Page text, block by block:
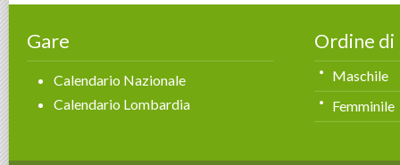
Gare
Calendario Nazionale
Calendario Lombardia
Ordine
Maschile
Femminile